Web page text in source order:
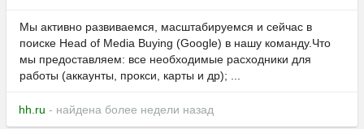
Мы активно развиваемся, масштабируемся и сейчас в
поиске Head of Media Buying (Google) в нашу команду.Что
мы предоставляем: все необходимые расходники для
работы (аккаунты, прокси, карты и др); ...
hh.ru - найдена более недели назад